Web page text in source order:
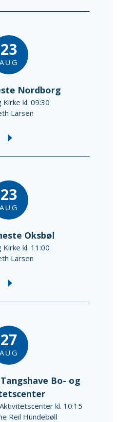
23
AUG
Nordborg
kl. 09:30
Larsen
23
AUG
Oksbøl
kl. 11:00
Larsen
27
AUG
Bo- og
kl. 10:15
Reil Hundebøll